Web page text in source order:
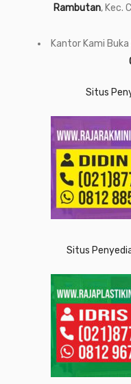
Rambutan, Kec.
Kantor Kami Buka
Situs
Situs